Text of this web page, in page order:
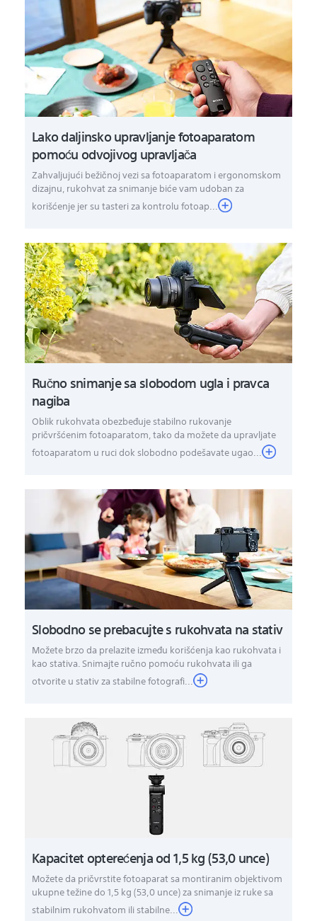
Lako daljinsko upravljanje fotoaparatom
pomoću odvojivog upravljača
Zahvaljujući bežičnoj vezi sa fotoaparatom i ergonomskom
dizajnu, rukohvat za snimanje biće vam udoban za
korišćenje jer su tasteri za kontrolu fotoap...
Ručno snimanje sa slobodom ugla i pravca
nagiba
Oblik rukohvata obezbeđuje stabilno rukovanje
pričvršćenim fotoaparatom, tako da možete da upravljate
fotoaparatom u ruci dok slobodno podešavate ugao...
Slobodno se prebacujte s rukohvata na stativ
Možete brzo da prelazite između korišćenja kao rukohvata i
kao stativa. Snimajte ručno pomoću rukohvata ili ga
otvorite u stativ za stabilne fotografi...
Kapacitet opterećenja od 1,5 kg (53,0 unce)
Možete da pričvrstite fotoaparat sa montiranim objektivom
ukupne težine do 1,5 kg (53,0 unce) za snimanje iz ruke sa
stabilnim rukohvatom ili stabilne...